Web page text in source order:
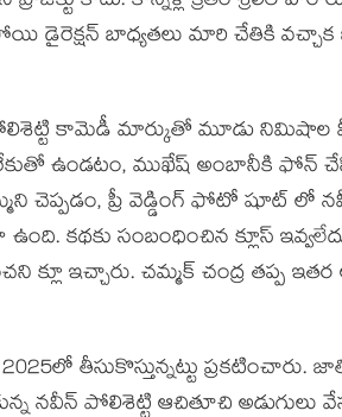
డైరెక్షన్ బాధ్యతలు మారి చేతికి
పోలిశెట్టి కామెడీ మార్కుతో మూడు
ఉండటం, ముఖేష్ అంబానీకి ఫోన్
చెప్పడం, ప్రీ వెడ్డింగ్ ఫోటో షూట్
కథకు సంబంధించిన క్లూస్
క్లూ ఇచ్చారు. చమ్మక్ చంద్ర తప్ప ఇతర
తీసుకొస్తున్నట్టు
నవీన్ పోలిశెట్టి ఆచితూచి అడుగులు